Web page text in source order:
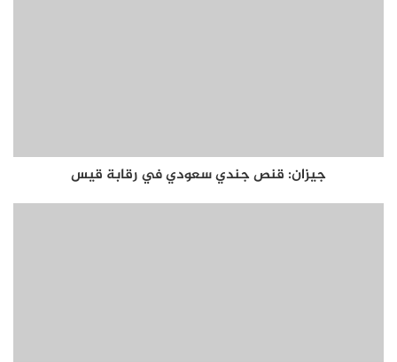
جيزان: قنص جندي سعودي في رقابة قيس